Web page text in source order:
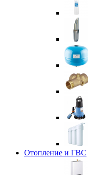
Отопление и ГВС